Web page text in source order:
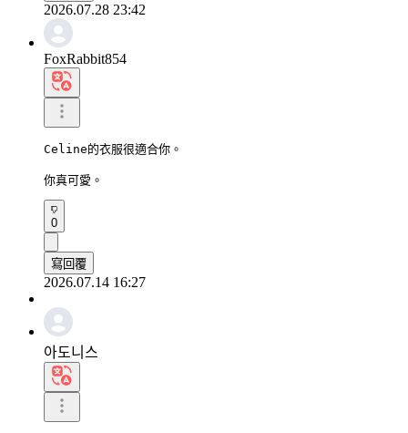
2026.07.28 23:42
FoxRabbit854
Celine的衣服很適合你。
你真可愛。
0
寫回覆
2026.07.14 16:27
아도니스